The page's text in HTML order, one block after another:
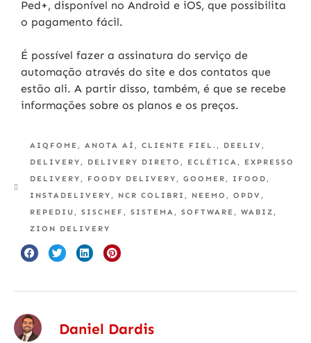
Ped+, disponível no Android e iOS, que possibilita
o pagamento fácil.
É possível fazer a assinatura do serviço de
automação através do site e dos contatos que
estão ali. A partir disso, também, é que se recebe
informações sobre os planos e os preços.
AIQFOME , ANOTA AÍ , CLIENTE FIEL. , DEELIV ,
DELIVERY , DELIVERY DIRETO , ECLÉTICA , EXPRESSO
DELIVERY , FOODY DELIVERY , GOOMER , IFOOD ,
INSTADELIVERY , NCR COLIBRI , NEEMO , OPDV ,
REPEDIU , SISCHEF , SISTEMA , SOFTWARE , WABIZ ,
ZION DELIVERY
Daniel Dardis